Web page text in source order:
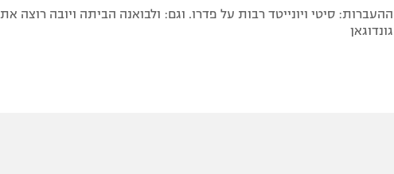
ההעברות: סיטי ויונייטד רבות על פדרו. וגם: ולבואנה הביתה ויובה רוצה את
גונדוגאן